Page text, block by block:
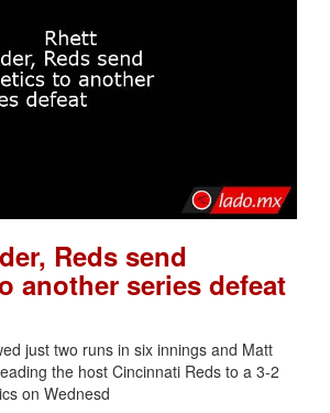
Reds send
another series defeat
just two runs in six innings and Matt
the host Cincinnati Reds to a 3-2
on Wednesd